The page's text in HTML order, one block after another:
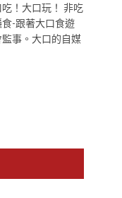
！大口玩！ 非吃
-跟著大口食遊
事。大口的自媒